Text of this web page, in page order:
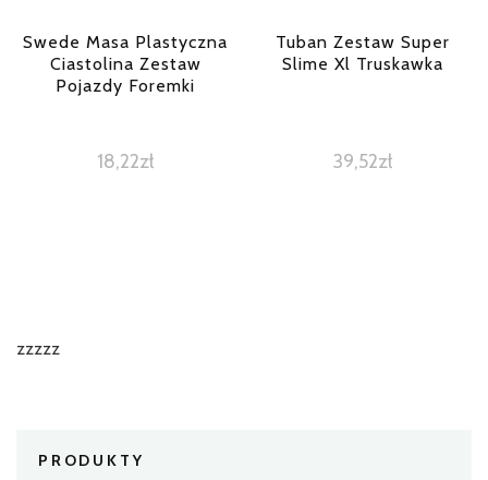
Swede Masa Plastyczna
Ciastolina Zestaw
Pojazdy Foremki
18,22zł
Tuban Zestaw Super
Slime Xl Truskawka
39,52zł
zzzzz
PRODUKTY